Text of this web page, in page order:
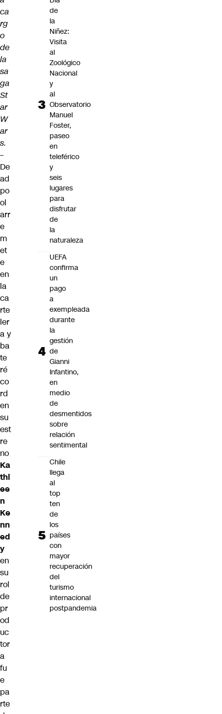
ca
rg
o
de
la
sa
ga
St
ar
W
ar
s.
–
De
ad
po
ol
arr
e
m
et
e
en
la
ca
rte
ler
a y
ba
te
ré
co
rd
en
su
est
re
no
Ka
thl
ee
n
Ke
nn
ed
y
en
su
rol
de
pr
od
uc
tor
a
fu
e
pa
rte
de
la
Niñez:
Visita
al
Zoológico
Nacional
y
al
Observatorio
Manuel
Foster,
paseo
en
teleférico
y
seis
lugares
para
disfrutar
de
la
naturaleza
UEFA
confirma
un
pago
a
exempleada
durante
la
gestión
de
Gianni
Infantino,
en
medio
de
desmentidos
sobre
relación
sentimental
Chile
llega
al
top
ten
de
los
países
con
mayor
recuperación
del
turismo
internacional
postpandemia